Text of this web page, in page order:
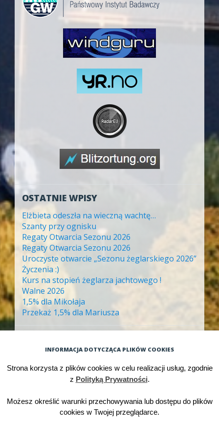
OSTATNIE WPISY
Elżbieta odeszła na wieczną wachtę…
Szanty przy ognisku
Regaty Otwarcia Sezonu 2026
Regaty Otwarcia Sezonu 2026
Uroczyste otwarcie „Sezonu żeglarskiego 2026”
Życzenia :)
Kurs na stopień żeglarza jachtowego !
Walne 2026
1,5% dla Mikołaja
Przekaż 1,5% dla Mariusza
Dumnie wspierane przez WordPressa
Motyw: Big Brother. Autor motywu:WordPress.com
INFORMACJA DOTYCZĄCA PLIKÓW COOKIES
Strona korzysta z plików cookies w celu realizacji usług, zgodnie
z Polityką Prywatności.
Możesz określić warunki przechowywania lub dostępu do plików
cookies w Twojej przeglądarce.